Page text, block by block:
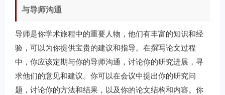
与导师沟通
导师是你学术旅程中的重要人物，他们有丰富的知识和经
验，可以为你提供宝贵的建议和指导。在撰写论文过程
中，你应该定期与你的导师沟通，讨论你的研究进展，寻
求他们的意见和建议。你可以在会议中提出你的研究问
题，讨论你的方法和结果，以及你的论文结构和内容。你